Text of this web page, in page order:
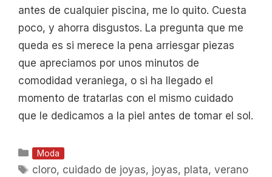
antes de cualquier piscina, me lo quito. Cuesta
poco, y ahorra disgustos. La pregunta que me
queda es si merece la pena arriesgar piezas
que apreciamos por unos minutos de
comodidad veraniega, o si ha llegado el
momento de tratarlas con el mismo cuidado
que le dedicamos a la piel antes de tomar el sol.
Categorías
Moda
Etiquetas
cloro, cuidado de joyas, joyas, plata,verano